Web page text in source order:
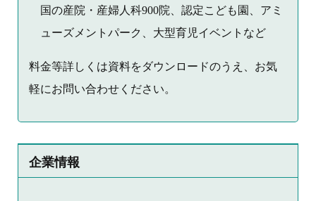
国の産院・産婦人科900院、認定こども園、アミ
ューズメントパーク、大型育児イベントなど
料金等詳しくは資料をダウンロードのうえ、お気
軽にお問い合わせください。
企業情報